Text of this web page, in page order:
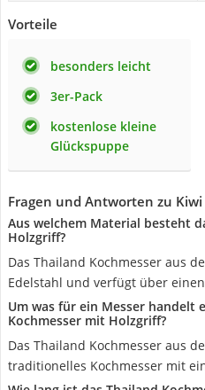
Vorteile
besonders leicht
3er-Pack
kostenlose kleine
Glückspuppe
Fragen und Antworten zu Kiwi
Aus welchem Material besteht
Holzgriff?
Das Thailand Kochmesser aus
Edelstahl und verfügt über
Um was für ein Messer handelt
Kochmesser mit Holzgriff?
Das Thailand Kochmesser aus
traditionelles Kochmesser mit